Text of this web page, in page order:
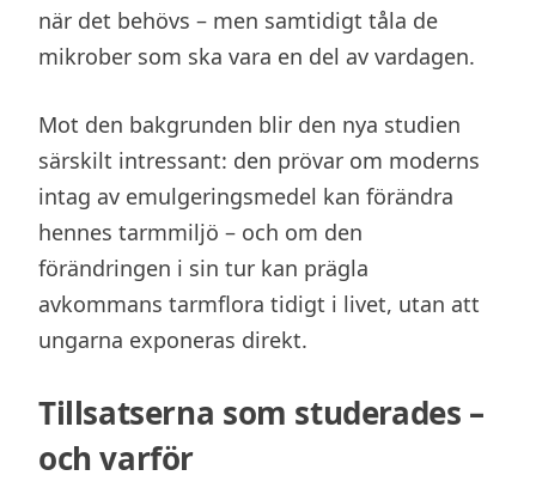
när det behövs – men samtidigt tåla de
mikrober som ska vara en del av vardagen.
Mot den bakgrunden blir den nya studien
särskilt intressant: den prövar om moderns
intag av emulgeringsmedel kan förändra
hennes tarmmiljö – och om den
förändringen i sin tur kan prägla
avkommans tarmflora tidigt i livet, utan att
ungarna exponeras direkt.
Tillsatserna som studerades –
och varför